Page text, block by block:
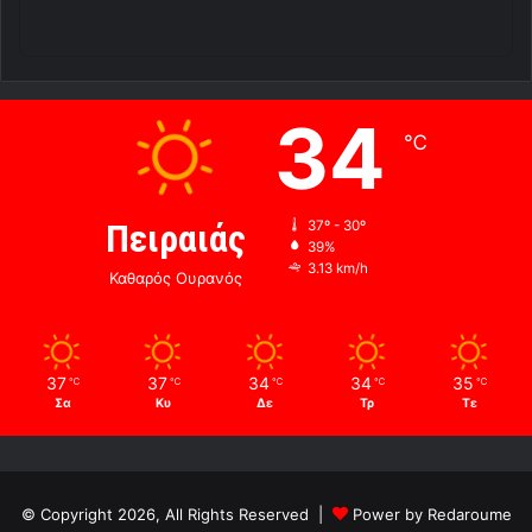
Πειραιάς
Καθαρός Ουρανός
34 ℃
37º - 30º
39%
3.13 km/h
37 ℃
Σα
37 ℃
Κυ
34 ℃
Δε
34 ℃
Τρ
35 ℃
Τε
© Copyright 2026, All Rights Reserved | Power by Redaroume